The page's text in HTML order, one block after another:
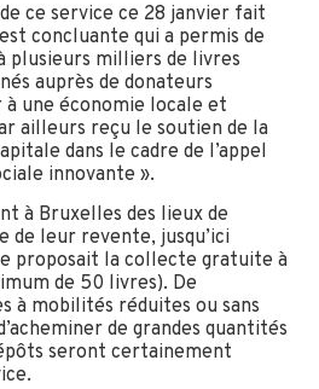
ce service ce 28 janvier fait
concluante qui a permis de
plusieurs milliers de livres
auprès de donateurs
une économie locale et
ailleurs reçu le soutien de la
dans le cadre de l’appel
innovante ».
à Bruxelles des lieux de
de leur revente, jusqu’ici
proposait la collecte gratuite à
de 50 livres). De
à mobilités réduites ou sans
de grandes quantités
seront certainement